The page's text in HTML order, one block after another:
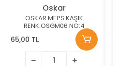
Oskar
OSKAR MEPS KAŞIK
RENK:OSGM06 NO:4
65,00 TL